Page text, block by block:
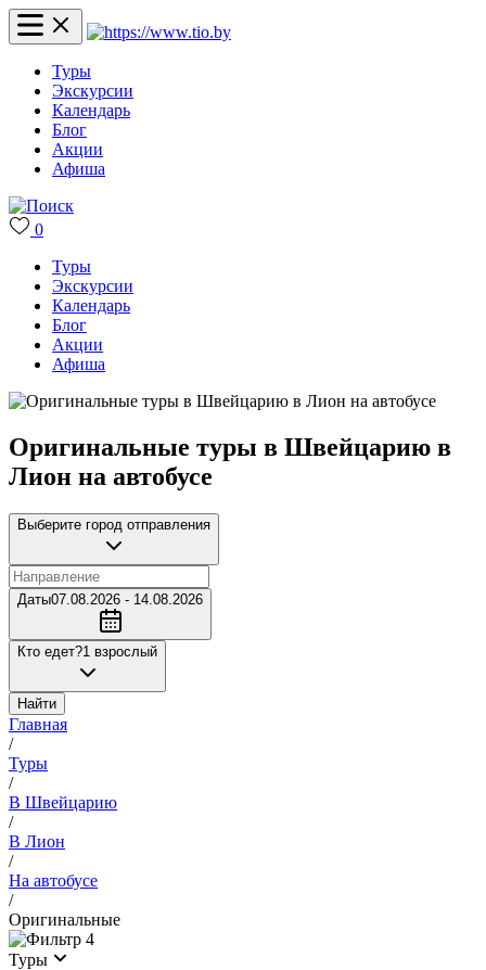
Туры
Экскурсии
Календарь
Блог
Акции
Афиша
0
Туры
Экскурсии
Календарь
Блог
Акции
Афиша
Оригинальные туры в Швейцарию в
Лион на автобусе
Выберите город отправления
Даты07.08.2026 - 14.08.2026
Кто едет?1 взрослый
Найти
Главная
/
Туры
/
В Швейцарию
/
В Лион
/
На автобусе
/
Оригинальные
4
Туры